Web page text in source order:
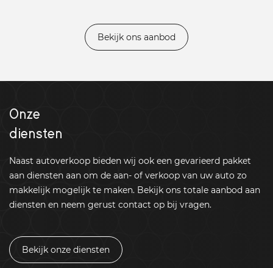
Bekijk ons aanbod
Onze
diensten
Naast autoverkoop bieden wij ook een gevarieerd pakket
aan diensten aan om de aan- of verkoop van uw auto zo
makkelijk mogelijk te maken. Bekijk ons totale aanbod aan
diensten en neem gerust contact op bij vragen.
Bekijk onze diensten